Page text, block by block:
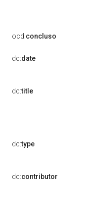
ocd:concluso
dc:date
dc:title
dc:type
dc:contributor